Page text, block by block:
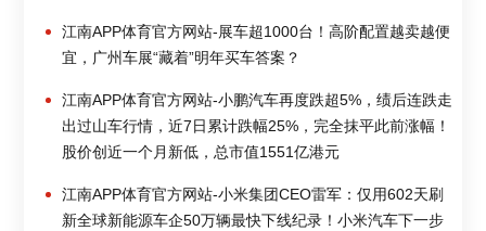
江南APP体育官方网站-展车超1000台！高阶配置越卖越便
宜，广州车展“藏着”明年买车答案？
江南APP体育官方网站-小鹏汽车再度跌超5%，绩后连跌走
出过山车行情，近7日累计跌幅25%，完全抹平此前涨幅！
股价创近一个月新低，总市值1551亿港元
江南APP体育官方网站-小米集团CEO雷军：仅用602天刷
新全球新能源车企50万辆最快下线纪录！小米汽车下一步